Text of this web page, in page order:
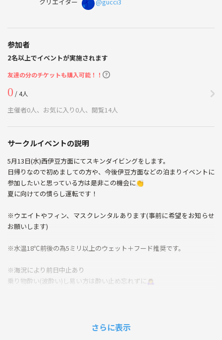
参加者
2名以上でイベントが実施されます
友達の分のチケットも購入可能！！
0 / 4人
主催者0人、お気に入り0人、閲覧14人
サークルイベントの説明
5月13日(水)西伊豆方面にてスキンダイビングをします。
日帰りなので初めましての方や、今後伊豆方面などの泊まりイベントに
参加したいと思っている方は是非この機会に👏
夏に向けての慣らし運転です！
※ウエイトやフィン、マスクレンタルあります(事前に希望をお知らせ
お願いします)
※水温18℃前後の為5ミリ以上のウェット＋フード推奨です。
※海況により前日中止あり
乗り物酔い(波酔い)し易い方は酔い止め忘れずに🙇‍♀️
さらに表示